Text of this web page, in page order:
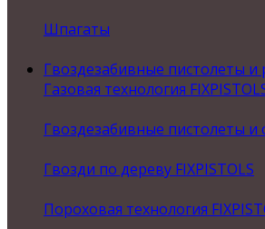
Шпагаты
Гвоздезабивные пистолеты и
Газовая технология
Гвоздезабивные пистолеты и
Гвозди по дереву FIXPISTOLS
Пороховая технология